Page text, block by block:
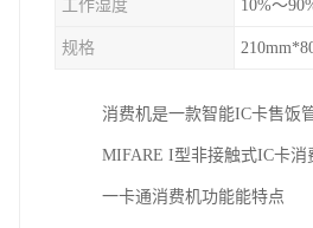
工作湿度 10%～
规格
消费机是一款智能IC卡售饭
MIFARE I型非接触式IC卡消
一卡通消费机功能能特点